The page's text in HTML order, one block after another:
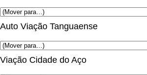
Auto Viação Tanguaense
Viação Cidade do Aço